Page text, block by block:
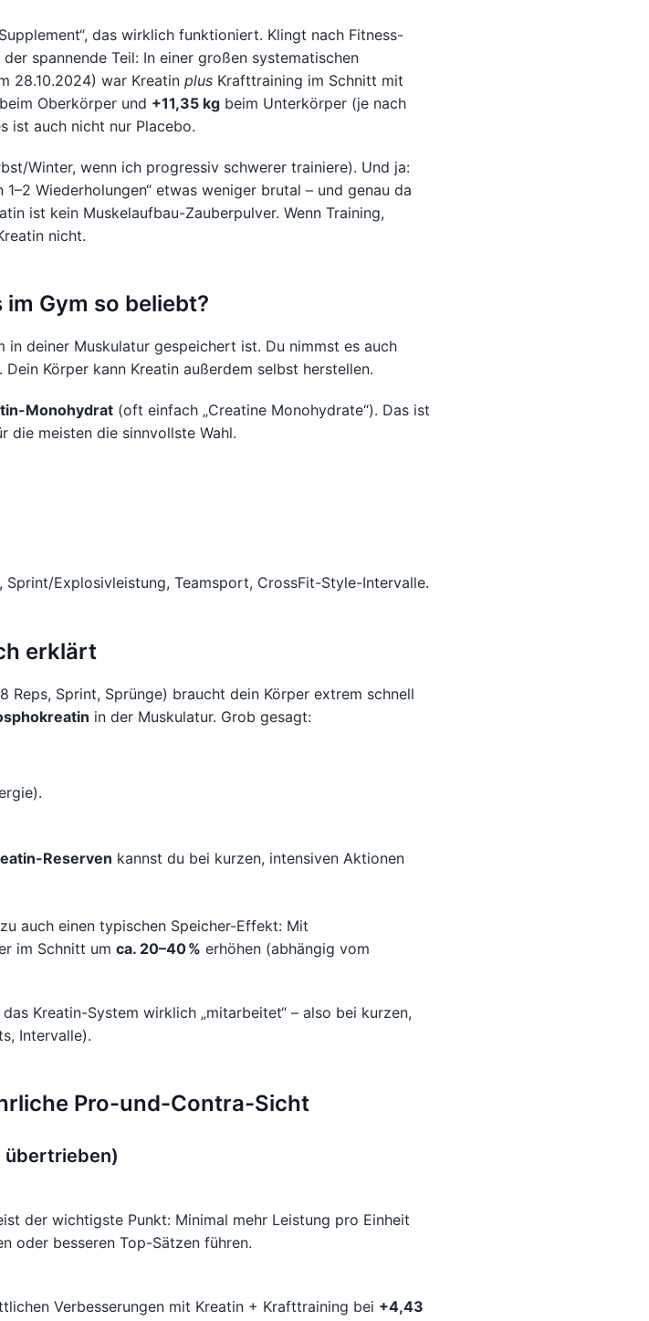
das wirklich funktioniert. Klingt nach Fitness-
spannende Teil: In einer großen systematischen
28.10.2024) war Kreatin plus Krafttraining im Schnitt mit
beim Oberkörper und +11,35 kg beim Unterkörper (je nach
ist auch nicht nur Placebo.
Winter, wenn ich progressiv schwerer trainiere). Und ja:
Wiederholungen“ etwas weniger brutal – und genau da
ist kein Muskelaufbau-Zauberpulver. Wenn Training,
nicht.
Gym so beliebt?
deiner Muskulatur gespeichert ist. Du nimmst es auch
Körper kann Kreatin außerdem selbst herstellen.
Monohydrat (oft einfach „Creatine Monohydrate“). Das ist
die meisten die sinnvollste Wahl.
Sprint/Explosivleistung, Teamsport, CrossFit-Style-Intervalle.
erklärt
Reps, Sprint, Sprünge) braucht dein Körper extrem schnell
in der Muskulatur. Grob gesagt:
Reserven kannst du bei kurzen, intensiven Aktionen
auch einen typischen Speicher-Effekt: Mit
im Schnitt um ca. 20–40 % erhöhen (abhängig vom
Kreatin-System wirklich „mitarbeitet“ – also bei kurzen,
Intervalle).
Pro-und-Contra-Sicht
übertrieben)
der wichtigste Punkt: Minimal mehr Leistung pro Einheit
oder besseren Top-Sätzen führen.
Verbesserungen mit Kreatin + Krafttraining bei +4,43